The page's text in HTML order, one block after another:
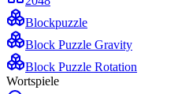
Blockpuzzle
Block Puzzle Gravity
Block Puzzle Rotation
Wortspiele